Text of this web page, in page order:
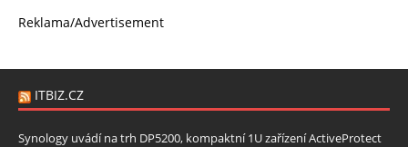
Reklama/Advertisement
ITBIZ.CZ
Synology uvádí na trh DP5200, kompaktní 1U zařízení ActiveProtect